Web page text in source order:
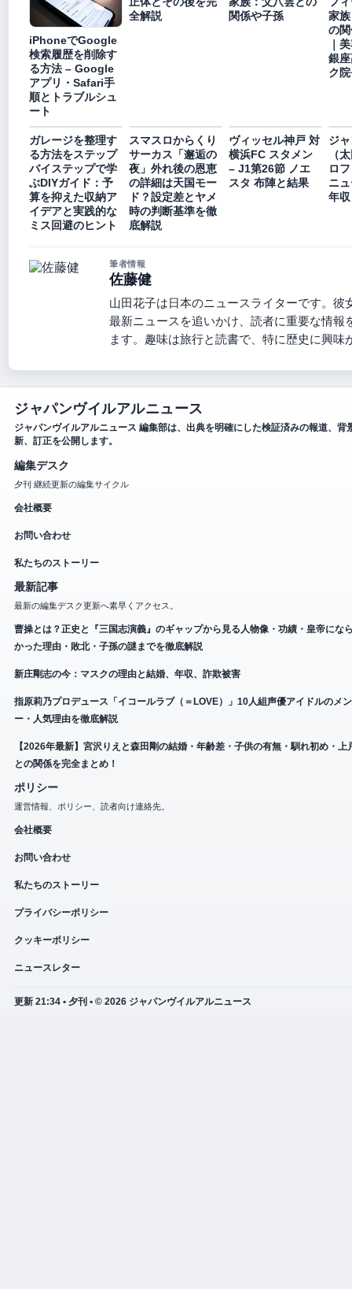
iPhoneでGoogle
検索履歴を削除す
る方法 – Google
アプリ・Safari手
順とトラブルシュ
ート
全解説
関係や子孫
家
の
｜
銀
ク
ガレージを整理す
る方法をステップ
バイステップで学
ぶDIYガイド：予
算を抑えた収納ア
イデアと実践的な
ミス回避のヒント
スマスロからくり
サーカス「邂逅の
夜」外れ後の恩恵
の詳細は天国モー
ド？設定差とヤメ
時の判断基準を徹
底解説
ヴィッセル神戸 対
横浜FC スタメン
– J1第26節 ノエ
スタ 布陣と結果
ジ
（
ロ
ニ
年
筆者情報
佐藤健
山田花子は日本のニュースライターです。彼
最新ニュースを追いかけ、読者に重要な情報
ます。趣味は旅行と読書で、特に歴史に興味
ジャパンヴイルアルニュース
ジャパンヴイルアルニュース 編集部は、出典を明確にした検証済みの報道、背
新、訂正を公開します。
編集デスク
夕刊 継続更新の編集サイクル
会社概要
お問い合わせ
私たちのストーリー
最新記事
最新の編集デスク更新へ素早くアクセス。
曹操とは？正史と『三国志演義』のギャップから見る人物像・功績・皇帝にな
かった理由・敗北・子孫の謎までを徹底解説
新庄剛志の今：マスクの理由と結婚、年収、詐欺被害
指原莉乃プロデュース「イコールラブ（＝LOVE）」10人組声優アイドルのメ
ー・人気理由を徹底解説
【2026年最新】宮沢りえと森田剛の結婚・年齢差・子供の有無・馴れ初め・上
との関係を完全まとめ！
ポリシー
運営情報、ポリシー、読者向け連絡先。
会社概要
お問い合わせ
私たちのストーリー
プライバシーポリシー
クッキーポリシー
ニュースレター
更新 21:34 • 夕刊 • © 2026 ジャパンヴイルアルニュース